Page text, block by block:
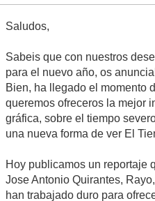
Saludos,
Sabeis que con nuestros
para el nuevo año, os
Bien, ha llegado el momento
queremos ofreceros la mejor
gráfica, sobre el tiempo
una nueva forma de ver El
Hoy publicamos un reportaje
Jose Antonio Quirantes,
han trabajado duro para